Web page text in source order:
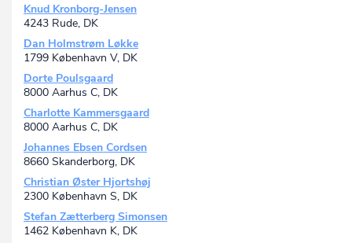
Knud Kronborg-Jensen
4243 Rude, DK
Dan Holmstrøm Løkke
1799 København V, DK
Dorte Poulsgaard
8000 Aarhus C, DK
Charlotte Kammersgaard
8000 Aarhus C, DK
Johannes Ebsen Cordsen
8660 Skanderborg, DK
Christian Øster Hjortshøj
2300 København S, DK
Stefan Zætterberg Simonsen
1462 København K, DK